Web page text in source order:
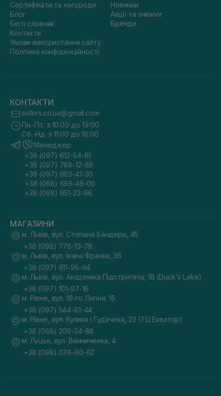
Сертифікати та нагороди
Блог
Бюті словник
Контакти
Умови використання сайту
Політика конфіденційності
Новинки
Акції та знижки
Бренди
КОНТАКТИ
sisters.co.ua@gmail.com
Пн.-Пт. з 10:00 до 19:00
Сб.-Нд. з 11:00 до 18:00
Менеджер
+38 (097) 612-54-81
+38 (097) 788-12-88
+38 (097) 983-41-20
+38 (068) 693-46-00
+38 (068) 951-22-86
МАГАЗИНИ
м. Львів, вул. Степана Бандери, 45
+38 (098) 778-13-79
м. Львів, вул. Івана Франка, 36
+38 (097) 611-95-94
м. Львів, вул. Академіка Підстригача, 1В (Duck's Lake)
+38 (097) 101-97-16
м. Рівне, вул. 16-го Липня, 15
+38 (097) 544-61-44
м. Рівне, вул. Кулика і Гудачека, 23 (ТЦ Екватор)
+38 (068) 209-34-88
м. Луцьк, вул. Винниченка, 4
+38 (098) 076-60-62